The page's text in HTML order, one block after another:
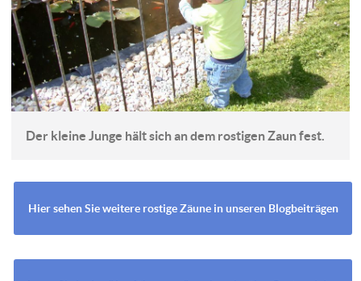
Der kleine Junge hält sich an dem rostigen Zaun fest.
Hier sehen Sie weitere rostige Zäune in unseren Blogbeiträgen